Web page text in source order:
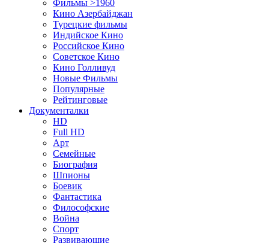
Фильмы >1960
Кино Азербайджан
Турецкие фильмы
Индийское Кино
Российское Кино
Советское Кино
Кино Голливуд
Новые Фильмы
Популярные
Рейтинговые
Документалки
HD
Full HD
Арт
Семейные
Биография
Шпионы
Боевик
Фантастика
Философские
Война
Спорт
Развивающие